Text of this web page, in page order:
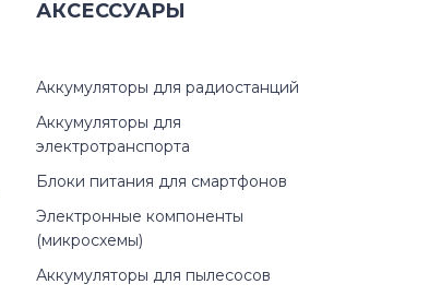
АКСЕССУАРЫ
Аккумуляторы для радиостанций
Аккумуляторы для
электротранспорта
Блоки питания для смартфонов
Электронные компоненты
(микросхемы)
Аккумуляторы для пылесосов